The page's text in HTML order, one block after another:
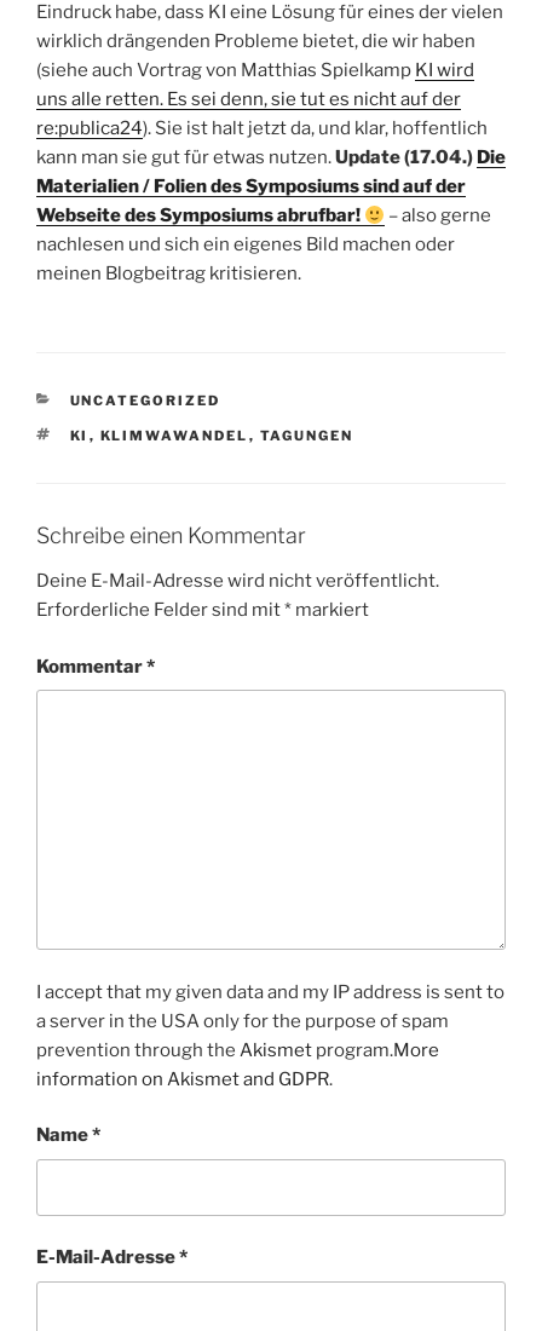
Eindruck habe, dass KI eine Lösung für eines der vielen
wirklich drängenden Probleme bietet, die wir haben
(siehe auch Vortrag von Matthias Spielkamp KI wird
uns alle retten. Es sei denn, sie tut es nicht auf der
re:publica24). Sie ist halt jetzt da, und klar, hoffentlich
kann man sie gut für etwas nutzen.Update (17.04.) Die
Materialien / Folien des Symposiums sind auf der
Webseite des Symposiums abrufbar!
– also gerne
nachlesen und sich ein eigenes Bild machen oder
meinen Blogbeitrag kritisieren.
KATEGORIEN
UNCATEGORIZED
SCHLAGWÖRTER
KI , KLIMWAWANDEL , TAGUNGEN
Schreibe einen Kommentar
Deine E-Mail-Adresse wird nicht veröffentlicht.
Erforderliche Felder sind mit* markiert
Kommentar*
I accept that my given data and my IP address is sent to
a server in the USA only for the purpose of spam
prevention through the Akismet program.More
information on Akismet and GDPR.
Name*
E-Mail-Adresse*